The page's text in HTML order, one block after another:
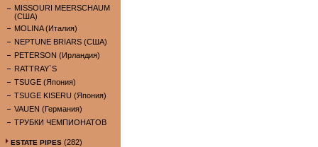
MISSOURI MEERSCHAUM
(США)
MOLINA (Италия)
NEPTUNE BRIARS (США)
PETERSON (Ирландия)
RATTRAY`S
TSUGE (Япония)
TSUGE KISERU (Япония)
VAUEN (Германия)
ТРУБКИ ЧЕМПИОНАТОВ
ESTATE PIPES (282)